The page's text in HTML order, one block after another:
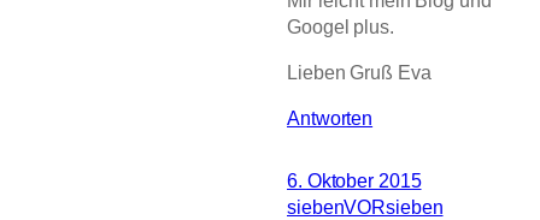
Googel plus.
Lieben Gruß Eva
Antworten
6. Oktober 2015
siebenVORsieben